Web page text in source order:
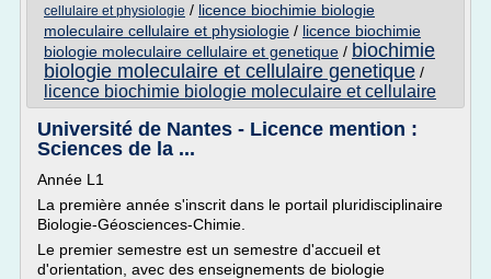
cellulaire et physiologie / licence biochimie biologie
moleculaire cellulaire et physiologie / licence biochimie
biologie moleculaire cellulaire et genetique / biochimie
biologie moleculaire et cellulaire genetique /
licence biochimie biologie moleculaire et cellulaire
Université de Nantes - Licence mention :
Sciences de la ...
Année L1
La première année s'inscrit dans le portail pluridisciplinaire
Biologie-Géosciences-Chimie.
Le premier semestre est un semestre d'accueil et
d'orientation, avec des enseignements de biologie